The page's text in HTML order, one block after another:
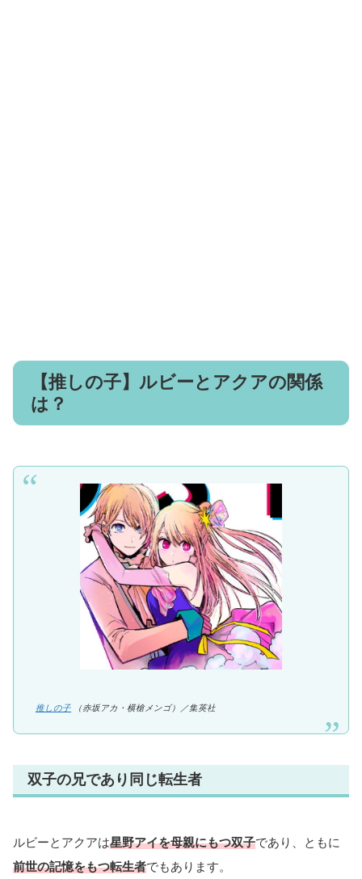
【推しの子】ルビーとアクアの関係
は？
推しの子 （赤坂アカ・横槍メンゴ）／集英社
双子の兄であり同じ転生者
ルビーとアクアは星野アイを母親にもつ双子であり、ともに
前世の記憶をもつ転生者でもあります。